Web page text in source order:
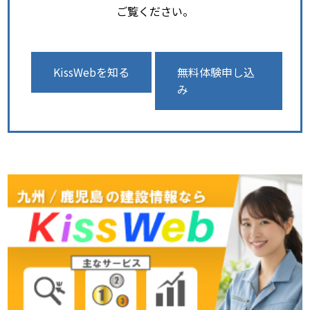
ご覧ください。
KissWebを知る
無料体験申し込
み